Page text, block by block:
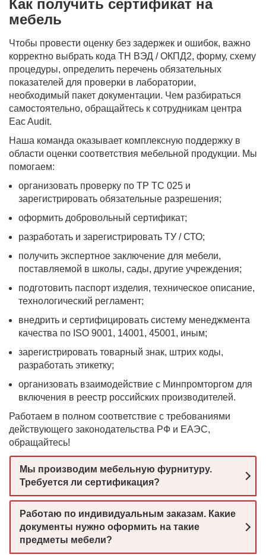
Как получить сертификат на
мебель
Чтобы провести оценку без задержек и ошибок, важно
корректно выбрать кода ТН ВЭД / ОКПД2, форму, схему
процедуры, определить перечень обязательных
показателей для проверки в лаборатории,
необходимый пакет документации. Чем разбираться
самостоятельно, обращайтесь к сотрудникам центра
Eac Audit.
Наша команда оказывает комплексную поддержку в
области оценки соответствия мебельной продукции. Мы
помогаем:
организовать проверку по ТР ТС 025 и
зарегистрировать обязательные разрешения;
оформить добровольный сертификат;
разработать и зарегистрировать ТУ / СТО;
получить экспертное заключение для мебели,
поставляемой в школы, сады, другие учреждения;
подготовить паспорт изделия, техническое описание,
технологический регламент;
внедрить и сертифицировать систему менеджмента
качества по ISO 9001, 14001, 45001, иным;
зарегистрировать товарный знак, штрих коды,
разработать этикетку;
организовать взаимодействие с Минпромторгом для
включения в реестр российских производителей.
Работаем в полном соответствие с требованиями
действующего законодательства РФ и ЕАЭС,
обращайтесь!
Мы производим мебельную фурнитуру.
Требуется ли сертификация?
Работаю по индивидуальным заказам. Какие
документы нужно оформить на такие
предметы мебели?